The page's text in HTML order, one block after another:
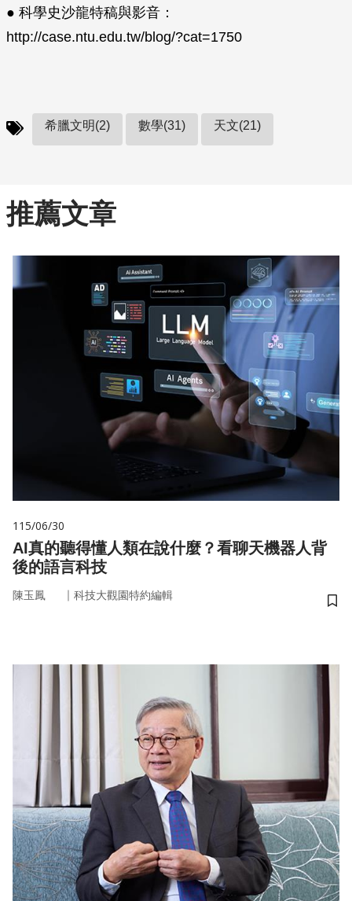
● 科學史沙龍特稿與影音：
http://case.ntu.edu.tw/blog/?cat=1750
希臘文明(2) 數學(31) 天文(21)
推薦文章
115/06/30
AI真的聽得懂人類在說什麼？看聊天機器人背
後的語言科技
陳玉鳳 ｜ 科技大觀園特約編輯
儲